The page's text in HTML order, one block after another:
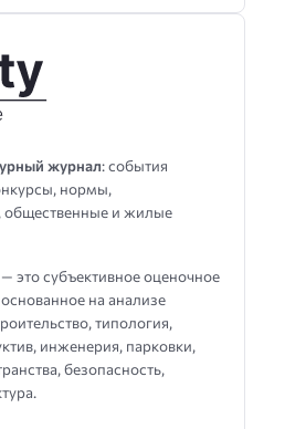
журнал: события
нормы,
общественные и жилые
— это субъективное оценочное
на анализе
типология,
инженерия, парковки,
безопасность,